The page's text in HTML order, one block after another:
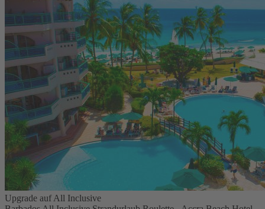
Upgrade auf All Inclusive